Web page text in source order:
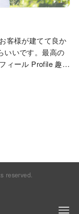
客様が建てて良か
いいです。最高の
ィール Profile 趣
reserved.